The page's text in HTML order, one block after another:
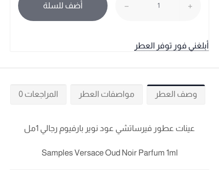
أضف للسلة
أبلغني فور توفر العطر
وصف العطر مواصفات العطر المراجعات 0
عينات عطور فيرساتشي عود نوير بارفيوم رجالي 1مل
Samples Versace Oud Noir Parfum 1ml